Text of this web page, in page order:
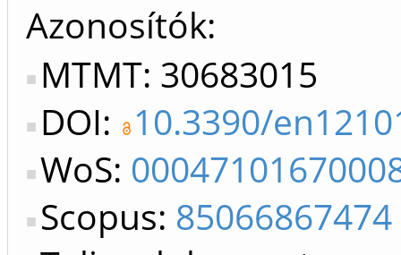
Azonosítók
MTMT: 30683015
DOI: 10.3390/
WoS:
Scopus: 85066867474